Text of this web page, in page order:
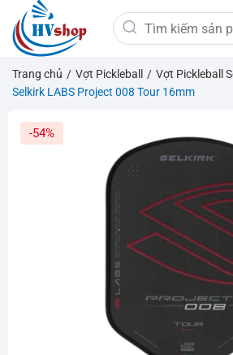
qua
nội
dung
Tìm
kiếm:
Trang chủ / Vợt Pickleball / Vợt Pickleball
Selkirk LABS Project 008 Tour 16mm
-54%